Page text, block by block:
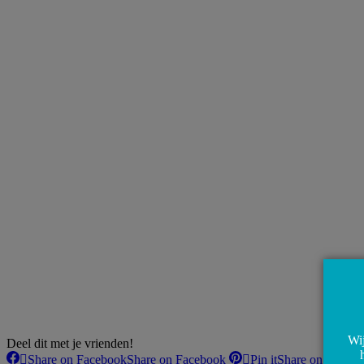
Deel dit met je vrienden!
Share on FacebookShare on Facebook Pin itShare on